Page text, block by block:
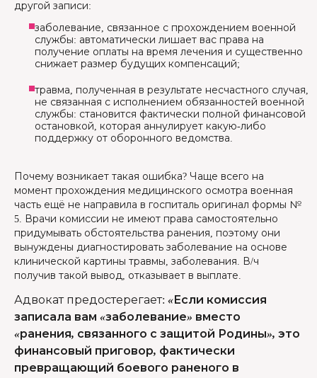
другой записи:
заболевание, связанное с прохождением военной
службы: автоматически лишает вас права на
получение оплаты на время лечения и существенно
снижает размер будущих компенсаций;
травма, полученная в результате несчастного случая,
не связанная с исполнением обязанностей военной
службы: становится фактически полной финансовой
остановкой, которая аннулирует какую-либо
поддержку от оборонного ведомства.
Почему возникает такая ошибка? Чаще всего на
момент прохождения медицинского осмотра военная
часть ещё не направила в госпиталь оригинал формы №
5. Врачи комиссии не имеют права самостоятельно
придумывать обстоятельства ранения, поэтому они
вынуждены диагностировать заболевание на основе
клинической картины травмы, заболевания. В/ч
получив такой вывод, отказывает в выплате.
Адвокат предостерегает: «Если комиссия
записала вам «заболевание» вместо
«ранения, связанного с защитой Родины», это
финансовый приговор, фактически
превращающий боевого раненого в